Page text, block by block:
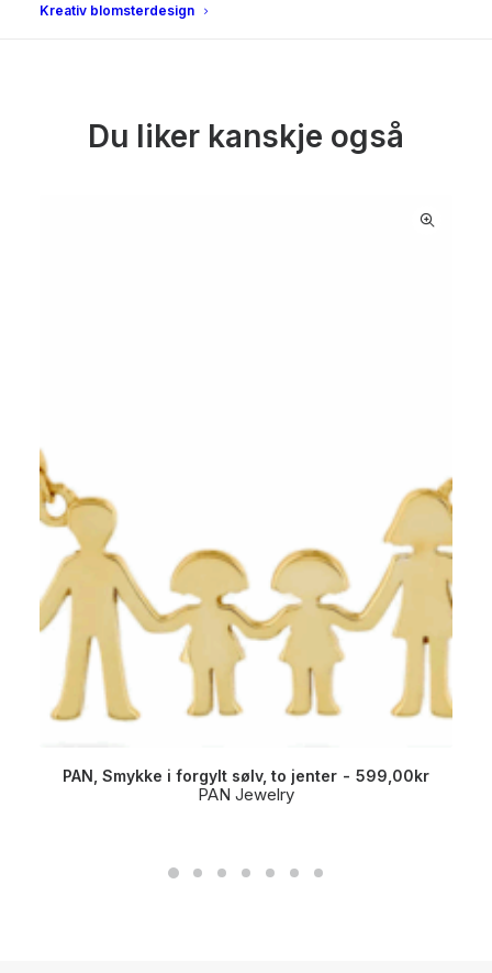
Kreativ blomsterdesign
Du liker kanskje også
PAN, Smykke i forgylt sølv, to jenter 599,00kr
PAN Jewelry